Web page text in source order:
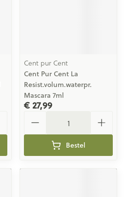
Cent pur Cent
Cent Pur Cent La
Resist.volum.waterpr.
Mascara 7ml
€ 27,99
Bestel